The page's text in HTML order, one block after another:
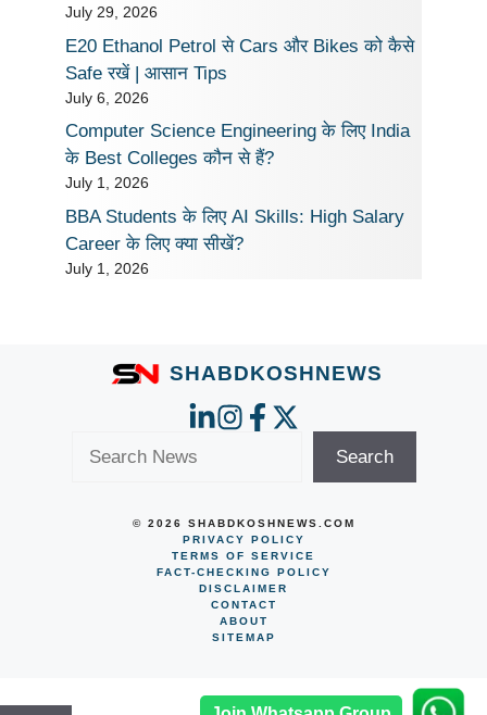
July 29, 2026
E20 Ethanol Petrol से Cars और Bikes को कैसे
Safe रखें | आसान Tips
July 6, 2026
Computer Science Engineering के लिए India
के Best Colleges कौन से हैं?
July 1, 2026
BBA Students के लिए AI Skills: High Salary
Career के लिए क्या सीखें?
July 1, 2026
SHABDKOSHNEWS
Search
© 2026 SHABDKOSHNEWS.COM
PRIVACY POLICY
TERMS OF SERVICE
FACT-CHECKING POLICY
DISCLAIMER
CONTACT
ABOUT
SITEMAP